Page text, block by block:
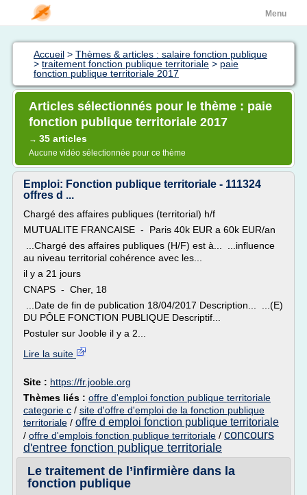
Menu
Accueil > Thèmes & articles : salaire fonction publique
> traitement fonction publique territoriale > paie
fonction publique territoriale 2017
Articles sélectionnés pour le thème : paie
fonction publique territoriale 2017
→ 35 articles
Aucune vidéo sélectionnée pour ce thème
Emploi: Fonction publique territoriale - 111324
offres d ...
Chargé des affaires publiques (territorial) h/f
MUTUALITE FRANCAISE - Paris 40k EUR a 60k EUR/an
...Chargé des affaires publiques (H/F) est à... ...influence
au niveau territorial cohérence avec les...
il y a 21 jours
CNAPS - Cher, 18
...Date de fin de publication 18/04/2017 Description... ...(E)
DU PÔLE FONCTION PUBLIQUE Descriptif...
Postuler sur Jooble il y a 2...
Lire la suite
Site : https://fr.jooble.org
Thèmes liés : offre d'emploi fonction publique territoriale
categorie c / site d'offre d'emploi de la fonction publique
territoriale / offre d emploi fonction publique territoriale
/ offre d'emplois fonction publique territoriale / concours
d'entree fonction publique territoriale
Le traitement de l’infirmière dans la
fonction publique